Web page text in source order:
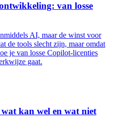
van losse
AI, maar de winst voor
de tools slecht zijn, maar omdat
je van losse Copilot-licenties
gaat.
kan wel en wat niet